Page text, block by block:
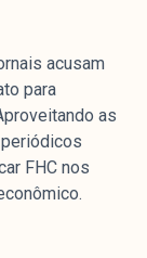
acusam
para
as
FHC nos